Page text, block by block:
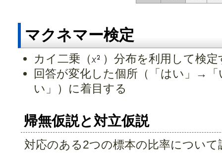
マクネマー検定
カイ二乗（
）分布を利用して検定
回答が変化した個所（「はい」→
い」）に着目する
帰無仮説と対立仮説
対応のある2つの標本の比率について